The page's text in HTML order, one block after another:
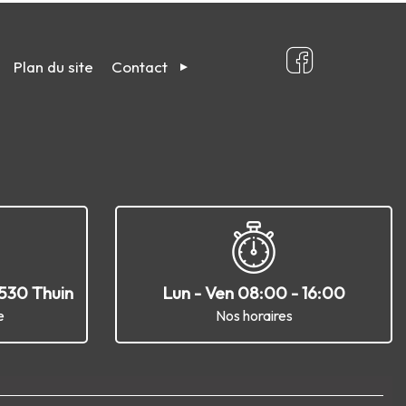
Plan du site Contact
Thuin Lun - Ven 08:00 - 16:00
Nos horaires